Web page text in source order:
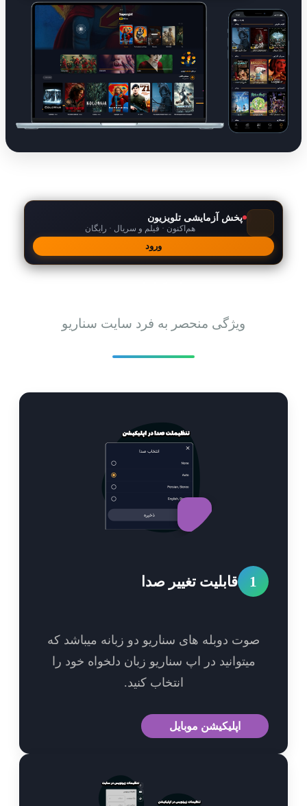
پخش آزمایشی تلویزیون
هم‌اکنون · فیلم و سریال · رایگان
ویژگی منحصر به فرد سایت سناریو
قابلیت تغییر صدا
دوبله های سناریو دو زبانه میباشد که
میتوانید در اپ سناریو زبان دلخواه خود را
انتخاب کنید.
اپلیکیشن موبایل